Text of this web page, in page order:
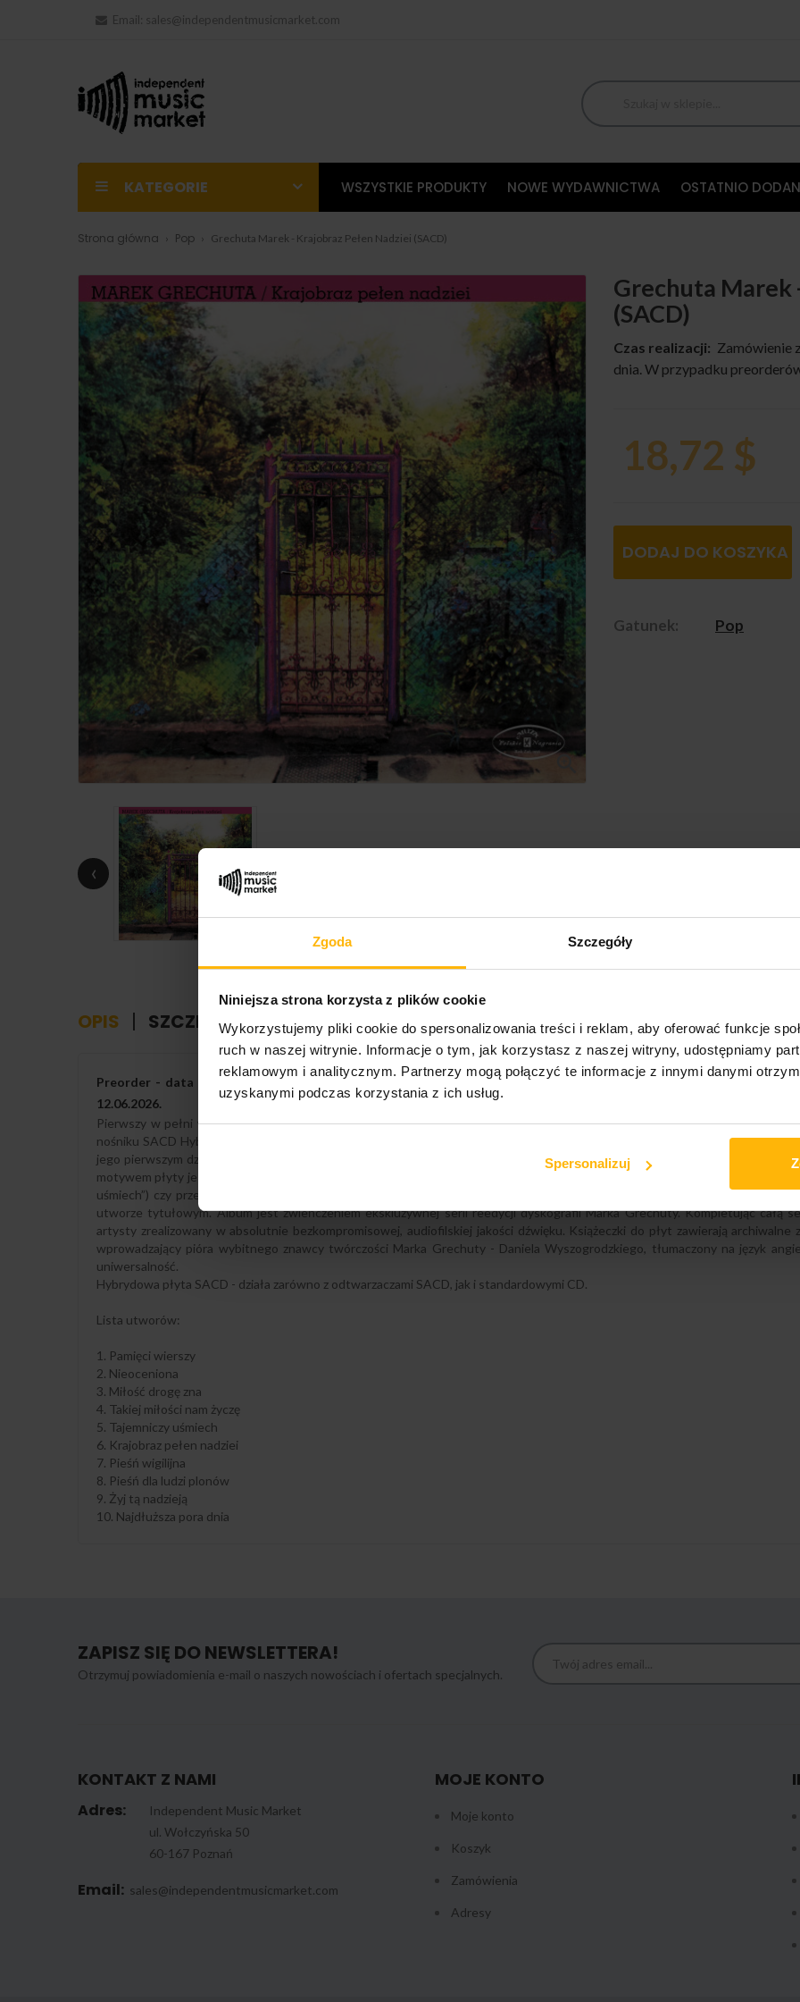
Zgoda Szczegóły
Niniejsza strona korzysta z plików cookie
Wykorzystujemy pliki cookie do spersonalizowania treści i reklam, aby oferować funkcje
ruch w naszej witrynie. Informacje o tym, jak korzystasz z naszej witryny, udostępniamy
reklamowym i analitycznym. Partnerzy mogą połączyć te informacje z innymi danymi
uzyskanymi podczas korzystania z ich usług.
Spersonalizuj
Email: sales@independentmusicmarket.com
KATEGORIE WSZYSTKIE PRODUKTY NOWE WYDAWNICTWA OSTATNIO
Strona główna Pop Grechuta Marek - Krajobraz Pełen Nadziei (SACD)

‹
Grechuta Marek
(SACD)
Czas realizacji: Zamówienie
dnia. W przypadku
18,72 $
DODAJ DO KOSZYKA
Gatunek: Pop
OPIS SZCZEGÓŁY PRODUKTU
Preorder - data premiery 12.06.2026. Zamówienie z tym produktem wyślemy do Ciebie najwcześniej
12.06.2026.
Pierwszy w pełni w stu procentach autorski album Mistrza! Z dumą prezentujemy wyjątkowe wydawnictwo – album
nośniku SACD Hybrid w limitowanym nakładzie serii „Polskie Nagrania catalogue selections”. Marek Grechuta przez całą
jego pierwszym dziełem w stu procentach autorskim – słowa, muzyka, aranżacja i wykonanie należą w całości do niego.
motywem płyty jest wiara, miłość i niezłomna, tytułowa nadzieja. Usłyszymy tu piękny hołd dla żony artysty („Nieoceniona”),
uśmiech”) czy przejmującą, napisaną w stanie wojennym „Pieśń wigilijną”. Muzycznie album zaskakuje m.in. nowoczesnymi
utworze tytułowym. Album jest zwieńczeniem ekskluzywnej serii reedycji dyskografii Marka Grechuty. Kompletując całą
artysty zrealizowany w absolutnie bezkompromisowej, audiofilskiej jakości dźwięku. Książeczki do płyt zawierają archiwalne
wprowadzający pióra wybitnego znawcy twórczości Marka Grechuty - Daniela Wyszogrodzkiego, tłumaczony na język
uniwersalność.
Hybrydowa płyta SACD - działa zarówno z odtwarzaczami SACD, jak i standardowymi CD.
Lista utworów:
1. Pamięci wierszy
2. Nieoceniona
3. Miłość drogę zna
4. Takiej miłości nam życzę
5. Tajemniczy uśmiech
6. Krajobraz pełen nadziei
7. Pieśń wigilijna
8. Pieśń dla ludzi plonów
9. Żyj tą nadzieją
10. Najdłuższa pora dnia
ZAPISZ SIĘ DO NEWSLETTERA!
Otrzymuj powiadomienia e-mail o naszych nowościach i ofertach specjalnych.
KONTAKT Z NAMI
Adres:
Independent Music Market
ul. Wołczyńska 50
60-167 Poznań
Email: sales@independentmusicmarket.com
MOJE KONTO
Moje konto
Koszyk
Zamówienia
Adresy